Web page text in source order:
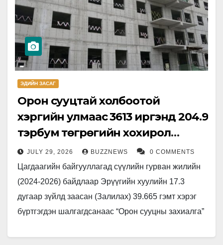
ЭДИЙН ЗАСАГ
Орон сууцтай холбоотой
хэргийн улмаас 3613 иргэнд 204.9
тэрбум төгрөгийн хохирол
учирчээ
JULY 29, 2026 BUZZNEWS 0 COMMENTS
Цагдаагийн байгууллагад сүүлийн гурван жилийн
(2024-2026) байдлаар Эрүүгийн хуулийн 17.3
дугаар зүйлд заасан (Залилах) 39.665 гэмт хэрэг
бүртгэгдэн шалгагдсанаас “Орон сууцны захиалга”